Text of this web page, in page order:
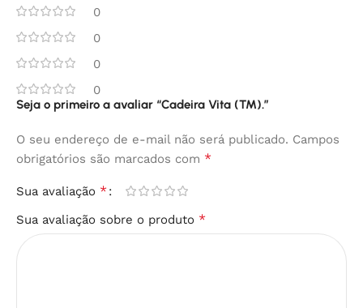
0
0
0
0
Seja o primeiro a avaliar “Cadeira Vita (TM).”
O seu endereço de e-mail não será publicado. Campos
obrigatórios são marcados com *
Sua avaliação *
Sua avaliação sobre o produto *